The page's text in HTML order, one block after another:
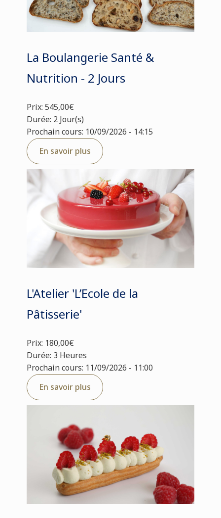
La Boulangerie Santé &
Nutrition - 2 Jours
Prix: 545,00€
Durée: 2 Jour(s)
Prochain cours: 10/09/2026 - 14:15
En savoir plus
L'Atelier 'L’Ecole de la
Pâtisserie'
Prix: 180,00€
Durée: 3 Heures
Prochain cours: 11/09/2026 - 11:00
En savoir plus